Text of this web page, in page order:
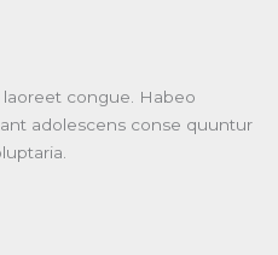
laoreet congue. Habeo
adolescens conse quuntur